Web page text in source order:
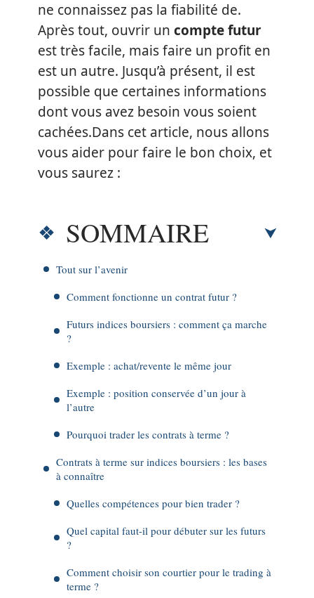
ne connaissez pas la fiabilité de.
Après tout, ouvrir un compte futur
est très facile, mais faire un profit en
est un autre. Jusqu’à présent, il est
possible que certaines informations
dont vous avez besoin vous soient
cachées.Dans cet article, nous allons
vous aider pour faire le bon choix, et
vous saurez :
SOMMAIRE
Tout sur l’avenir
Comment fonctionne un contrat futur ?
Futurs indices boursiers : comment ça marche
?
Exemple : achat/revente le même jour
Exemple : position conservée d’un jour à
l’autre
Pourquoi trader les contrats à terme ?
Contrats à terme sur indices boursiers : les bases
à connaître
Quelles compétences pour bien trader ?
Quel capital faut-il pour débuter sur les futurs
?
Comment choisir son courtier pour le trading à
terme ?